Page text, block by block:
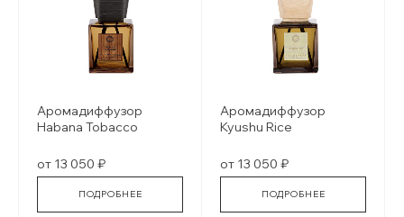
Аромадиффузор
Habana Tobacco
от 13 050 ₽
ПОДРОБНЕЕ
Аромадиффузор
Kyushu Rice
от 13 050 ₽
ПОДРОБНЕЕ